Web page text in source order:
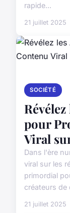
rapide...
21 juillet 2025
SOCIÉTÉ
pour
Viral
Dans l'ère
viral sur les
primordial
créateurs de
21 juillet 2025